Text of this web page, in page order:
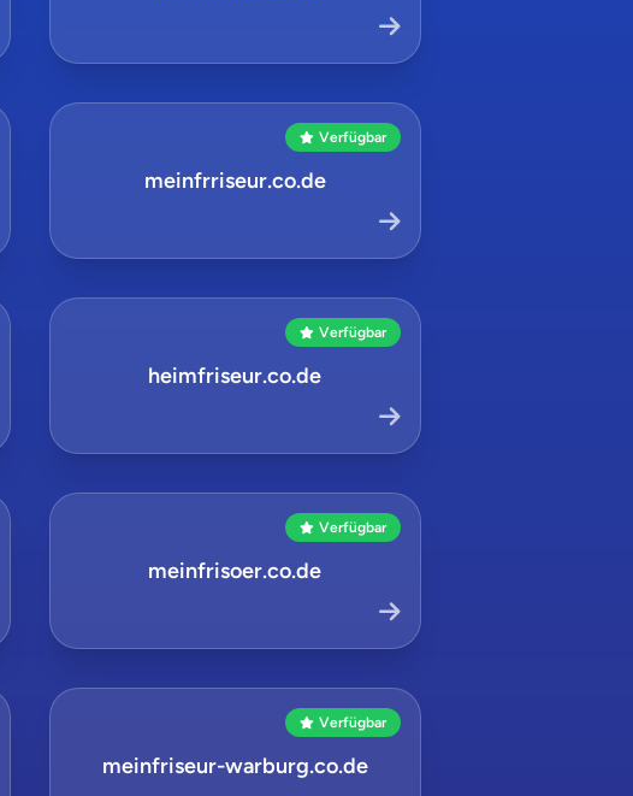
Verfügbar
meinfrriseur.co.de
Verfügbar
heimfriseur.co.de
Verfügbar
meinfrisoer.co.de
Verfügbar
meinfriseur-warburg.co.de